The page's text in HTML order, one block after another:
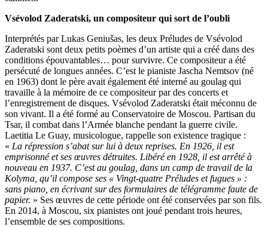
Vsévolod Zaderatski, un compositeur qui sort de l’oubli
Interprétés par Lukas Geniušas, les deux Préludes de Vsévolod
Zaderatski sont deux petits poèmes d’un artiste qui a créé dans des
conditions épouvantables… pour survivre. Ce compositeur a été
persécuté de longues années. C’est le pianiste Jascha Nemtsov (né
en 1963) dont le père avait également été interné au goulag qui
travaille à la mémoire de ce compositeur par des concerts et
l’enregistrement de disques. Vsévolod Zaderatski était méconnu de
son vivant. Il a été formé au Conservatoire de Moscou. Partisan du
Tsar, il combat dans l’Armée blanche pendant la guerre civile.
Laetitia Le Guay, musicologue, rappelle son existence tragique :
« La répression s’abat sur lui à deux reprises. En 1926, il est
emprisonné et ses œuvres détruites. Libéré en 1928, il est arrêté à
nouveau en 1937. C’est au goulag, dans un camp de travail de la
Kolyma, qu’il compose ses « Vingt-quatre Préludes et fugues » :
sans piano, en écrivant sur des formulaires de télégramme faute de
papier. » Ses œuvres de cette période ont été conservées par son fils.
En 2014, à Moscou, six pianistes ont joué pendant trois heures,
l’ensemble de ses compositions.